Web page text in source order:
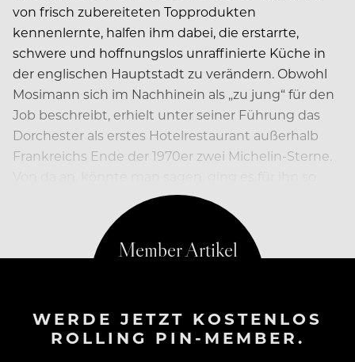
von frisch zubereiteten Topprodukten
kennenlernte, halfen ihm dabei, die erstarrte,
schwere und hoffnungslos unraffinierte Küche in
der englischen Hauptstadt zu verändern. Obwohl
Mosimann sich im Nachhinein als „zu jung“ für den
Job beschreibt, erhielt unter seiner Führung das
Dorchester als erstes Hotelrestaurant außerhalb
Frankreichs Ende der 1970er zwei Michelin-Sterne.
WERDE JETZT KOSTENLOS
ROLLING PIN-MEMBER.